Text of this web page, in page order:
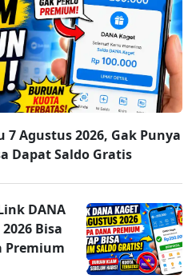
7 Agustus 2026, Gak Punya
Dapat Saldo Gratis
DANA
Bisa
Premium